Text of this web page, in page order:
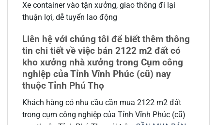
Xe container vào tận xưởng, giao thông đi lại
thuận lợi, dễ tuyển lao động
Liên hệ với chúng tôi để biết thêm thông
tin chi tiết về việc bán 2122 m2 đất có
kho xưởng nhà xưởng trong Cụm công
nghiệp của Tỉnh Vĩnh Phúc (cũ) nay
thuộc Tỉnh Phú Thọ
Khách hàng có nhu cầu cần mua 2122 m2 đất
trong cụm công nghiệp của Tỉnh Vĩnh Phúc (cũ)